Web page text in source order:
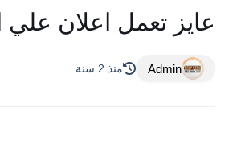
عايز تعمل اعلان علي
Admin منذ 2 سنة